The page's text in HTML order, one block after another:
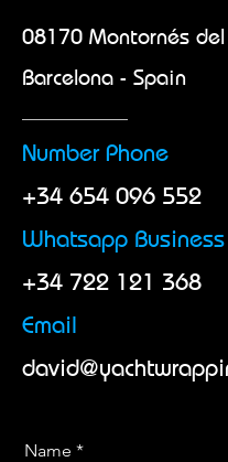
08170 Montornés del
Barcelona - Spain
Number Phone
+34 654 096 552
Whatsapp Business
+34 722 121 368
Email
Name